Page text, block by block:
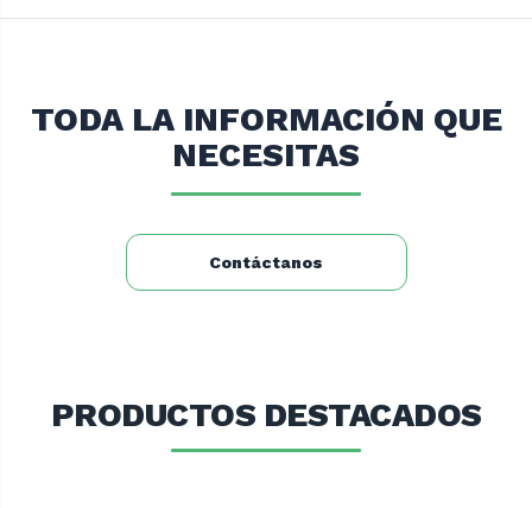
Ancho: 51 cm
Fondo: 51 cm
TODA LA INFORMACIÓN QUE
NECESITAS
Contáctanos
PRODUCTOS DESTACADOS